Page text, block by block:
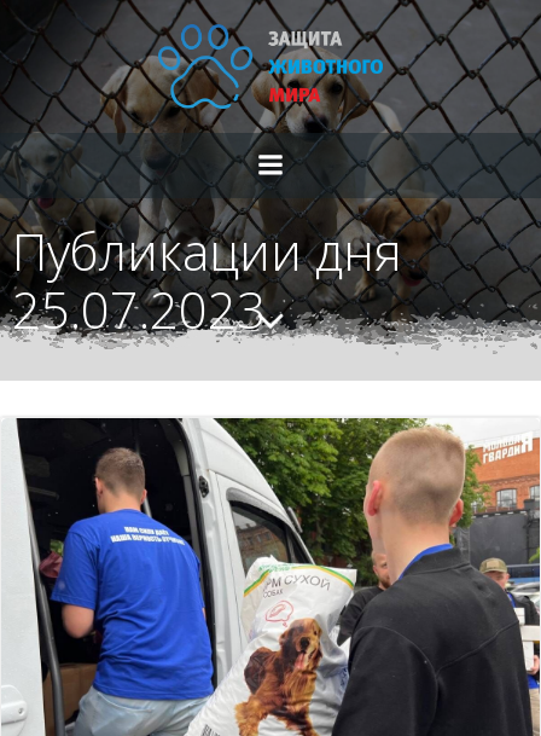
Перейти
к
содержимому
Публикации дня
25.07.2023